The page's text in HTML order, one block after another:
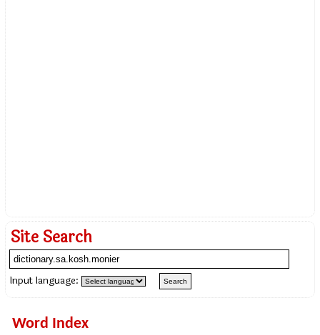
Site Search
Input language:
Word Index